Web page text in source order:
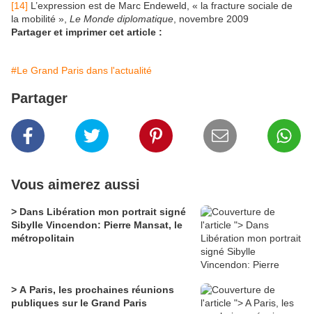
[14] L’expression est de Marc Endeweld, « la fracture sociale de
la mobilité », Le Monde diplomatique , novembre 2009
Partager et imprimer cet article :
#Le Grand Paris dans l'actualité
Partager
Vous aimerez aussi
> Dans Libération mon portrait signé
Sibylle Vincendon: Pierre Mansat, le
métropolitain
> A Paris, les prochaines réunions
publiques sur le Grand Paris